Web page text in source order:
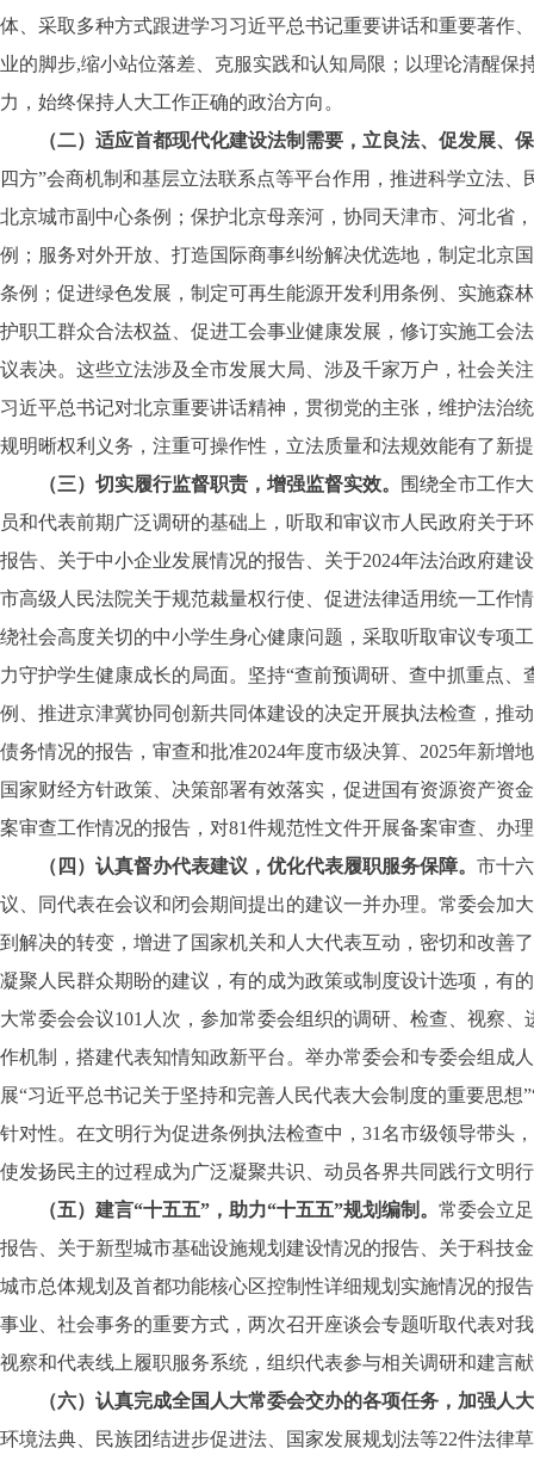
体、采取多种方式跟进学习习近平总书记重要讲话和重要著作
业的脚步,缩小站位落差、克服实践和认知局限；以理论清醒
力，始终保持人大工作正确的政治方向。
（二）适应首都现代化建设法制需要，立良法、促发展、
四方”会商机制和基层立法联系点等平台作用，推进科学立法
北京城市副中心条例；保护北京母亲河，协同天津市、河北省
例；服务对外开放、打造国际商事纠纷解决优选地，制定北京
条例；促进绿色发展，制定可再生能源开发利用条例、实施森
护职工群众合法权益、促进工会事业健康发展，修订实施工会
议表决。这些立法涉及全市发展大局、涉及千家万户，社会关
习近平总书记对北京重要讲话精神，贯彻党的主张，维护法治
规明晰权利义务，注重可操作性，立法质量和法规效能有了新
（三）切实履行监督职责，增强监督实效。
围绕全市工作
员和代表前期广泛调研的基础上，听取和审议市人民政府关于
报告、关于中小企业发展情况的报告、关于2024年法治政府建
市高级人民法院关于规范裁量权行使、促进法律适用统一工作
绕社会高度关切的中小学生身心健康问题，采取听取审议专项
力守护学生健康成长的局面。坚持“查前预调研、查中抓重点
例、推进京津冀协同创新共同体建设的决定开展执法检查，推
债务情况的报告，审查和批准2024年度市级决算、2025年新
国家财经方针政策、决策部署有效落实，促进国有资源资产资
案审查工作情况的报告，对81件规范性文件开展备案审查、办
（四）认真督办代表建议，优化代表履职服务保障。 市十
议、同代表在会议和闭会期间提出的建议一并办理。常委会加
到解决的转变，增进了国家机关和人大代表互动，密切和改善
凝聚人民群众期盼的建议，有的成为政策或制度设计选项，有
大常委会会议101人次，参加常委会组织的调研、检查、视察
作机制，搭建代表知情知政新平台。举办常委会和专委会组成
展“习近平总书记关于坚持和完善人民代表大会制度的重要思
针对性。在文明行为促进条例执法检查中，31名市级领导带头
使发扬民主的过程成为广泛凝聚共识、动员各界共同践行文明
（五）建言“十五五”，助力“十五五”规划编制。 常委会立
报告、关于新型城市基础设施规划建设情况的报告、关于科技
城市总体规划及首都功能核心区控制性详细规划实施情况的报
事业、社会事务的重要方式，两次召开座谈会专题听取代表对
视察和代表线上履职服务系统，组织代表参与相关调研和建言
（六）认真完成全国人大常委会交办的各项任务，加强人
环境法典、民族团结进步促进法、国家发展规划法等22件法律